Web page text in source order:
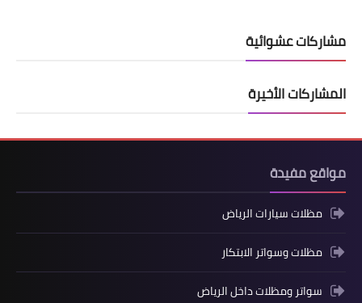
مشاركات عشوائية
المشاركات الأخيرة
مواقع مفيدة
مظلات سيارات الرياض
مظلات وسواتر الابتكار
سواتر ومظلات داخل الرياض